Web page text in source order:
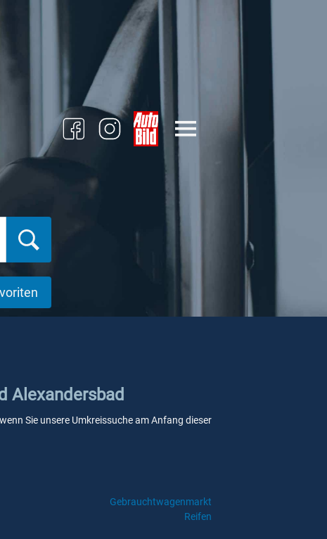
Alexandersbad
Sie unsere Umkreissuche am Anfang dieser
Gebrauchtwagenmarkt
Reifen